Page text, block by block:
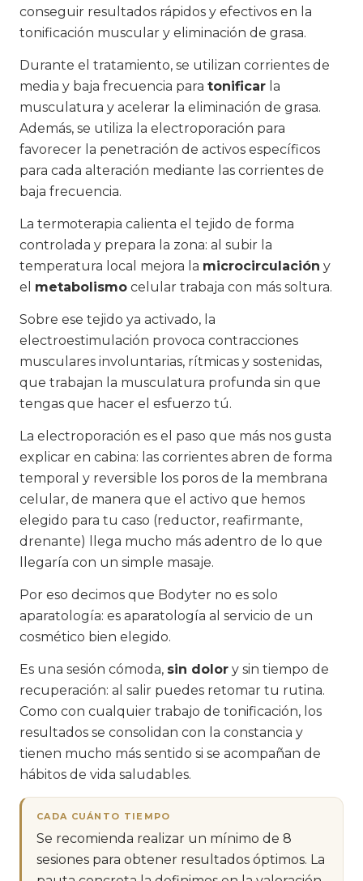
conseguir resultados rápidos y efectivos en la
tonificación muscular y eliminación de grasa.
Durante el tratamiento, se utilizan corrientes de
media y baja frecuencia para tonificar la
musculatura y acelerar la eliminación de grasa.
Además, se utiliza la electroporación para
favorecer la penetración de activos específicos
para cada alteración mediante las corrientes de
baja frecuencia.
La termoterapia calienta el tejido de forma
controlada y prepara la zona: al subir la
temperatura local mejora la microcirculación y
el metabolismo celular trabaja con más soltura.
Sobre ese tejido ya activado, la
electroestimulación provoca contracciones
musculares involuntarias, rítmicas y sostenidas,
que trabajan la musculatura profunda sin que
tengas que hacer el esfuerzo tú.
La electroporación es el paso que más nos gusta
explicar en cabina: las corrientes abren de forma
temporal y reversible los poros de la membrana
celular, de manera que el activo que hemos
elegido para tu caso (reductor, reafirmante,
drenante) llega mucho más adentro de lo que
llegaría con un simple masaje.
Por eso decimos que Bodyter no es solo
aparatología: es aparatología al servicio de un
cosmético bien elegido.
Es una sesión cómoda, sin dolor y sin tiempo de
recuperación: al salir puedes retomar tu rutina.
Como con cualquier trabajo de tonificación, los
resultados se consolidan con la constancia y
tienen mucho más sentido si se acompañan de
hábitos de vida saludables.
CADA CUÁNTO TIEMPO
Se recomienda realizar un mínimo de 8
sesiones para obtener resultados óptimos. La